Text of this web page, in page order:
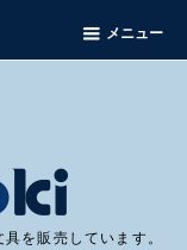
メニュー
を販売しています。